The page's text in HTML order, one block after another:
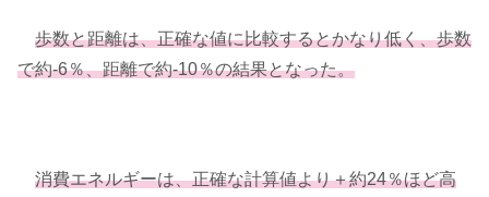
歩数と距離は、正確な値に比較するとかなり低く、歩数
で約-6％、距離で約-10％の結果となった。
消費エネルギーは、正確な計算値より＋約24％ほど高